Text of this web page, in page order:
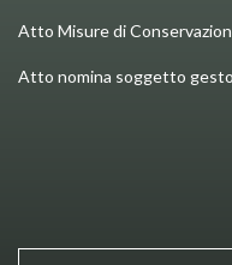
Atto Misure di
Atto nomina soggetto